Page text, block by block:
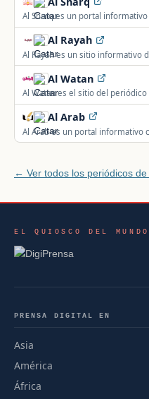
Al Sharq es un portal
internacionales las 24 horas,
Al Rayah
Al Rayah es un sitio informativo
deporte, arte y tecnología en
Al Watan
Al Watan es el sitio del
y el mundo.
Al Arab
Al Arab es un portal informativo
noticias locales, económicas,
← Ver todos los periódicos de
EL QUIOSCO DEL MUNDO
PRENSA DIGITAL EN
Asia
América
África